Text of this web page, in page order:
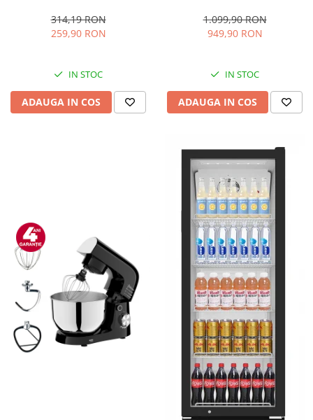
detasabil 1.5L, dispozitiv
spumare, filtru dublu din
314,19 RON
259,90 RON
IN STOC
ADAUGA IN COS
Termostat Ajustabil, Usi
reversibile, H 143 cm, Argintiu
1.099,90 RON
949,90 RON
IN STOC
ADAUGA IN COS